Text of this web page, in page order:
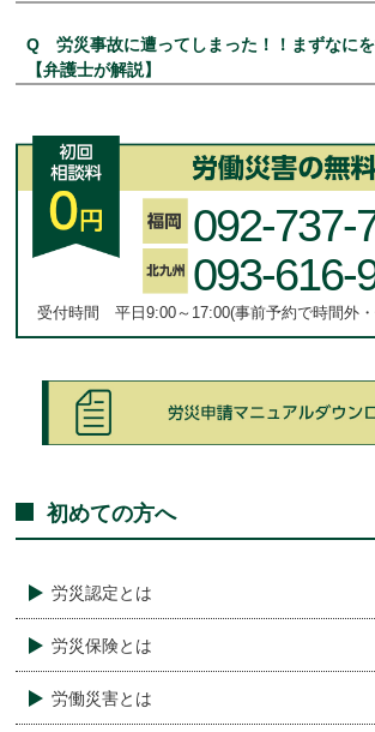
Q 労災事故に遭ってしまった！！まずなにを
【弁護士が解説】
092-737-
093-616-
受付時間 平日9:00～17:00(事前予約で時間外
初めての方へ
労災認定とは
労災保険とは
労働災害とは